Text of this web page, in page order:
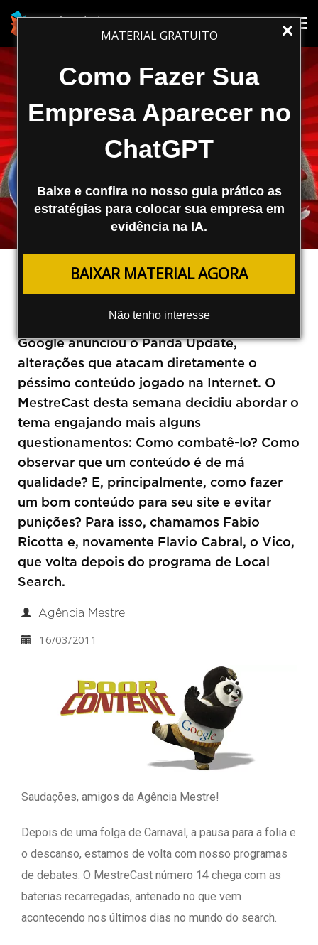
MATERIAL GRATUITO
Como Fazer Sua
Empresa Aparecer no
ChatGPT
Baixe e confira no nosso guia prático as
estratégias para colocar sua empresa em
evidência na IA.
BAIXAR MATERIAL AGORA
Não tenho interesse
Como Escrever para a Web?
Google anunciou o Panda Update,
alterações que atacam diretamente o
péssimo conteúdo jogado na Internet. O
MestreCast desta semana decidiu abordar o
tema engajando mais alguns
questionamentos: Como combatê-lo? Como
observar que um conteúdo é de má
qualidade? E, principalmente, como fazer
um bom conteúdo para seu site e evitar
punições? Para isso, chamamos Fabio
Ricotta e, novamente Flavio Cabral, o Vico,
que volta depois do programa de Local
Search.
Agência Mestre
16/03/2011
Saudações, amigos da Agência Mestre!
Depois de uma folga de Carnaval, a pausa para a folia e
o descanso, estamos de volta com nosso programas
de debates. O MestreCast número 14 chega com as
baterias recarregadas, antenado no que vem
acontecendo nos últimos dias no mundo do search.